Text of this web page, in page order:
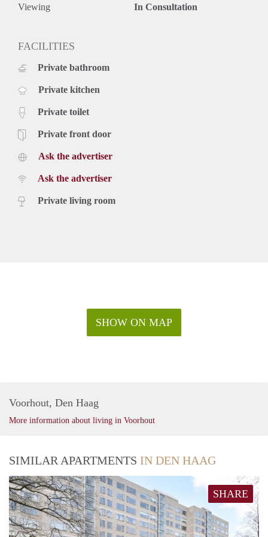
hartje centrum van Den Haag, op de hoek van de populaire,
voor niets de beste binnenstad van Nederland genoemd. Op
gezellige winkelstraat met leuke winkels, cafés en restaurants.
binnenstad creëren een gezellige sfeer. Koninklijk klassiek
met gebouwen zoals het Paleis Noordeinde en woningen,
maar ook met moderne architectuur in het hart van het
centrum bij het Spui. Kortom een wijk waar veel te
en het Hofkwartier.
OPENBAAR VERVOER
Er zijn ruim 30 verschillende openbaar vervoer
mogelijkheden die zowel naar Den Haag Centraal Station, als
Viewing In Consultation
FACILITIES
Private bathroom
Private kitchen
Private toilet
Private front door
Ask the advertiser
Ask the advertiser
Private living room
SHOW ON MAP
Voorhout, Den Haag
More information about living in Voorhout
SIMILAR APARTMENTS IN DEN HAAG
SHARE